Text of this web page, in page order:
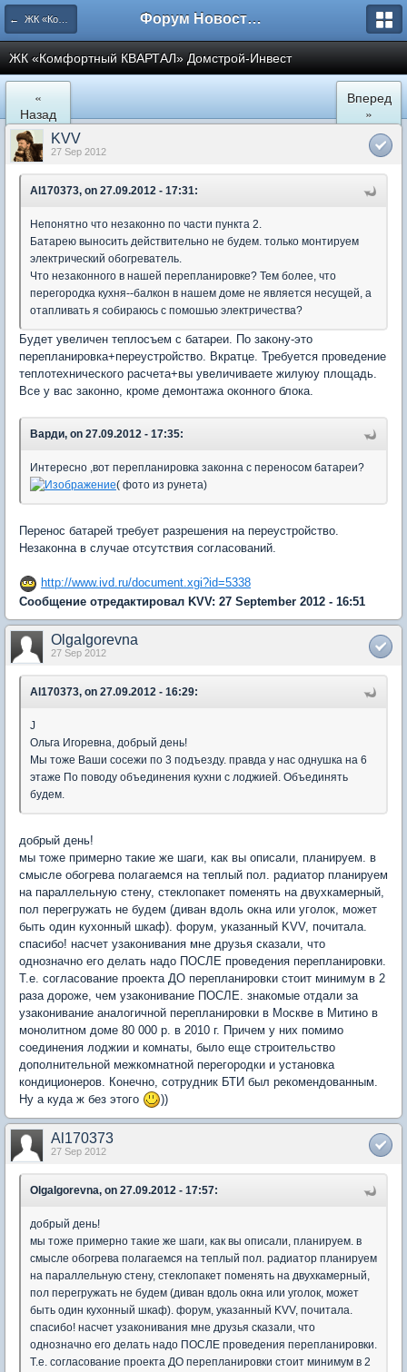
← ЖК «Комфортный КВАРТАЛ» Форум Новостройки
ЖК «Комфортный КВАРТАЛ» Домстрой-Инвест
«
Назад
Вперед
»
KVV
27 Sep 2012
Al170373, on 27.09.2012 - 17:31:
Непонятно что незаконно по части пункта 2.
Батарею выносить действительно не будем. только монтируем
электрический обогреватель.
Что незаконного в нашей перепланировке? Тем более, что
перегородка кухня--балкон в нашем доме не является несущей, а
отапливать я собираюсь с помошью электричества?
Будет увеличен теплосъем с батареи. По закону-это
перепланировка+переустройство. Вкратце. Требуется проведение
теплотехнического расчета+вы увеличиваете жилуюу площадь.
Все у вас законно, кроме демонтажа оконного блока.
Варди, on 27.09.2012 - 17:35:
Интересно ,вот перепланировка законна с переносом батареи?
( фото из рунета)
Перенос батарей требует разрешения на переустройство.
Незаконна в случае отсутствия согласований.
http://www.ivd.ru/document.xgi?id=5338
Сообщение отредактировал KVV: 27 September 2012 - 16:51
OlgaIgorevna
27 Sep 2012
Al170373, on 27.09.2012 - 16:29:
J
Ольга Игоревна, добрый день!
Мы тоже Ваши сосежи по 3 подъезду. правда у нас однушка на 6
этаже По поводу объединения кухни с лоджией. Объединять
будем.
добрый день!
мы тоже примерно такие же шаги, как вы описали, планируем. в
смысле обогрева полагаемся на теплый пол. радиатор планируем
на параллельную стену, стеклопакет поменять на двухкамерный,
пол перегружать не будем (диван вдоль окна или уголок, может
быть один кухонный шкаф). форум, указанный KVV, почитала.
спасибо! насчет узаконивания мне друзья сказали, что
однозначно его делать надо ПОСЛЕ проведения перепланировки.
Т.е. согласование проекта ДО перепланировки стоит минимум в 2
раза дороже, чем узаконивание ПОСЛЕ. знакомые отдали за
узаконивание аналогичной перепланировки в Москве в Митино в
монолитном доме 80 000 р. в 2010 г. Причем у них помимо
соединения лоджии и комнаты, было еще строительство
дополнительной межкомнатной перегородки и установка
кондиционеров. Конечно, сотрудник БТИ был рекомендованным.
Ну а куда ж без этого
))
Al170373
27 Sep 2012
OlgaIgorevna, on 27.09.2012 - 17:57:
добрый день!
мы тоже примерно такие же шаги, как вы описали, планируем. в
смысле обогрева полагаемся на теплый пол. радиатор планируем
на параллельную стену, стеклопакет поменять на двухкамерный,
пол перегружать не будем (диван вдоль окна или уголок, может
быть один кухонный шкаф). форум, указанный KVV, почитала.
спасибо! насчет узаконивания мне друзья сказали, что
однозначно его делать надо ПОСЛЕ проведения перепланировки.
Т.е. согласование проекта ДО перепланировки стоит минимум в 2